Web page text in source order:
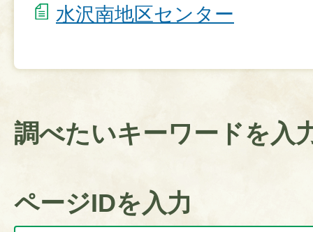
水沢南地区センター
調べたいキーワードを入
ページIDを入力